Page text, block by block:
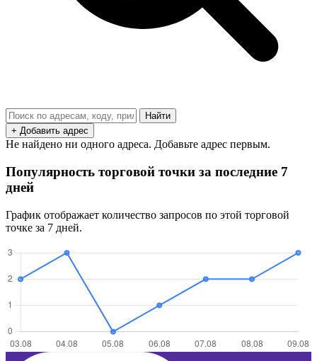
Найти
+ Добавить адрес
Не найдено ни одного адреса. Добавьте адрес первым.
Популярность торговой точки за последние 7
дней
График отображает количество запросов по этой торговой
точке за 7 дней.